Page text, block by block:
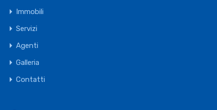
Immobili
Servizi
Agenti
Galleria
Contatti